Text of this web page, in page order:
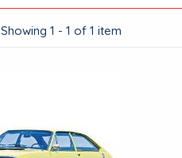
Showing 1 - 1 of 1 item